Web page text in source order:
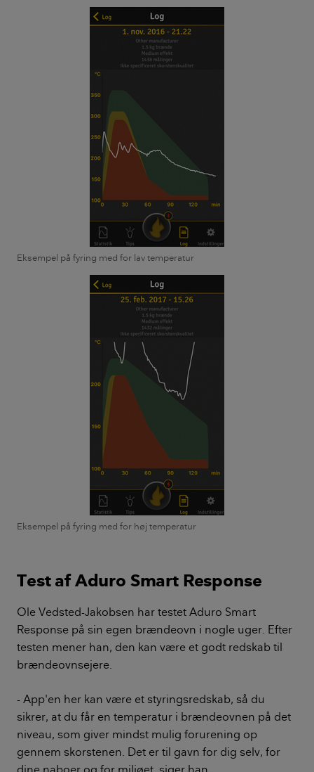
Eksempel på fyring med for lav temperatur
Eksempel på fyring med for høj temperatur
Test af Aduro Smart Response
Ole Vedsted-Jakobsen har testet Aduro Smart
Response på sin egen brændeovn i nogle uger. Efter
testen mener han, den kan være et godt redskab til
brændeovnsejere.
- App'en her kan være et styringsredskab, så du
sikrer, at du får en temperatur i brændeovnen på det
niveau, som giver mindst mulig forurening op
gennem skorstenen. Det er til gavn for dig selv, for